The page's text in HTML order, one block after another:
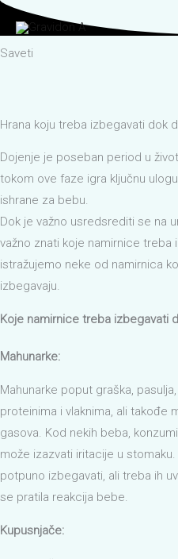
Pređi
sadržaj
Saveti
Hrana koju treba izbegavati dok
Dojenje je poseban period u
tokom ove faze igra ključnu
ishrane za bebu.
Dok je važno usredsrediti se na
važno znati koje namirnice treba
istražujemo neke od namirnica
izbegavaju.
Koje namirnice treba izbegavati
Mahunarke:
Mahunarke poput graška,
proteinima i vlaknima, ali takođe
gasova. Kod nekih beba,
može izazvati iritacije u
potpuno izbegavati, ali treba ih
se pratila reakcija bebe.
Kupusnjače: